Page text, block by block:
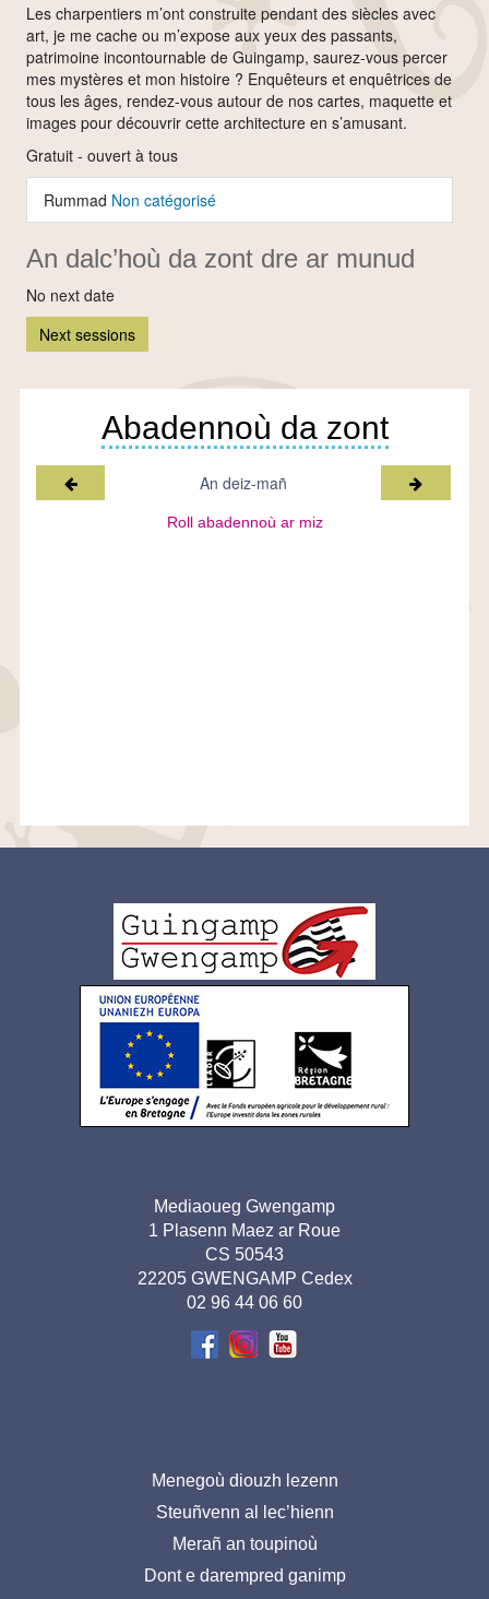
Les charpentiers m’ont construite pendant des siècles avec
art, je me cache ou m’expose aux yeux des passants,
patrimoine incontournable de Guingamp, saurez-vous percer
mes mystères et mon histoire ? Enquêteurs et enquêtrices de
tous les âges, rendez-vous autour de nos cartes, maquette et
images pour découvrir cette architecture en s’amusant.
Gratuit - ouvert à tous
Rummad Non catégorisé
An dalc’hoù da zont dre ar munud
No next date
Next sessions
Abadennoù da zont
Miz a-raok An deiz-mañ Miz war-
Roll abadennoù ar miz
de
page
Mediaoueg Gwengamp
1 Plasenn Maez ar Roue
CS 50543
22205 GWENGAMP Cedex
02 96 44 06 60
Menegoù diouzh lezenn
Steuñvenn al lec’hienn
Merañ an toupinoù
Dont e darempred ganimp